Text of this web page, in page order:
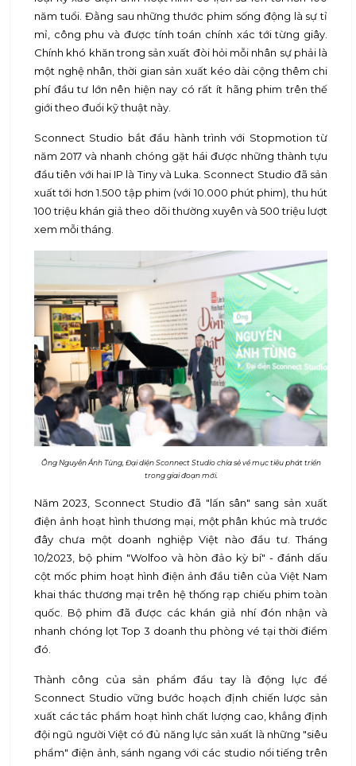
năm tuổi. Đằng sau những thước phim sống động là sự tỉ
mỉ, công phu và được tính toán chính xác tới từng giây.
Chính khó khăn trong sản xuất đòi hỏi mỗi nhân sự phải là
một nghệ nhân, thời gian sản xuất kéo dài cộng thêm chi
phí đầu tư lớn nên hiện nay có rất ít hãng phim trên thế
giới theo đuổi kỹ thuật này.
Sconnect Studio bắt đầu hành trình với Stopmotion từ
năm 2017 và nhanh chóng gặt hái được những thành tựu
đầu tiên với hai IP là Tiny và Luka. Sconnect Studio đã sản
xuất tới hơn 1.500 tập phim (với 10.000 phút phim), thu hút
100 triệu khán giả theo dõi thường xuyên và 500 triệu lượt
xem mỗi tháng.
Ông Nguyễn Ánh Tùng, Đại diện Sconnect Studio chia sẻ về mục tiêu phát triển
trong giai đoạn mới.
Năm 2023, Sconnect Studio đã "lấn sân" sang sản xuất
điện ảnh hoạt hình thương mại, một phân khúc mà trước
đây chưa một doanh nghiệp Việt nào đầu tư. Tháng
10/2023, bộ phim "Wolfoo và hòn đảo kỳ bí" - đánh dấu
cột mốc phim hoạt hình điện ảnh đầu tiên của Việt Nam
khai thác thương mại trên hệ thống rạp chiếu phim toàn
quốc. Bộ phim đã được các khán giả nhí đón nhận và
nhanh chóng lọt Top 3 doanh thu phòng vé tại thời điểm
đó.
Thành công của sản phẩm đầu tay là động lực để
Sconnect Studio vững bước hoạch định chiến lược sản
xuất các tác phẩm hoạt hình chất lượng cao, khẳng định
đội ngũ người Việt có đủ năng lực sản xuất là những "siêu
phẩm" điện ảnh, sánh ngang với các studio nổi tiếng trên